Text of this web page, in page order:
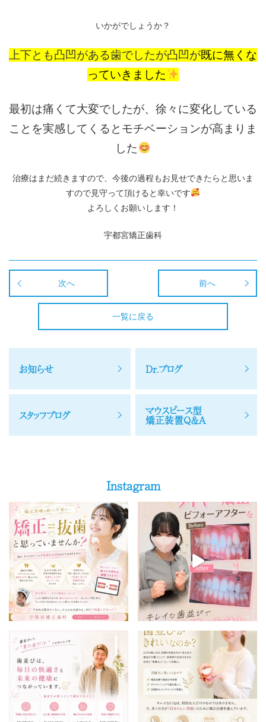
いかがでしょうか？
上下とも凸凹がある歯でしたが凸凹が既に無くな
っていきました
最初は痛くて大変でしたが、徐々に変化している
ことを実感してくるとモチベーションが高まりま
した
治療はまだ続きますので、今後の過程もお見せできたらと思いま
すので見守って頂けると幸いです
よろしくお願いします！
宇都宮矯正歯科
次へ 前へ
一覧に戻る
お知らせ Dr.ブログ
スタッフブログ マウスピース型
矯正装置Q＆A
Instagram